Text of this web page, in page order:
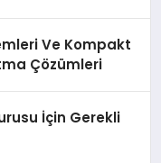
Ve Kompakt
Çözümleri
İçin Gerekli